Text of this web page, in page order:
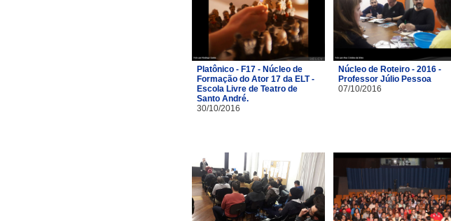
Platônico - F17 - Núcleo de
Formação do Ator 17 da ELT -
Escola Livre de Teatro de
Santo André.
30/10/2016
Núcleo de Roteiro - 2016 -
Professor Júlio Pessoa
07/10/2016